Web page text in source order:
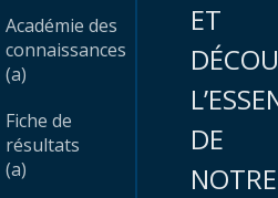
Académie des
connaissances
(a)
Fiche de
résultats
(a)
ET
DE
NOTRE